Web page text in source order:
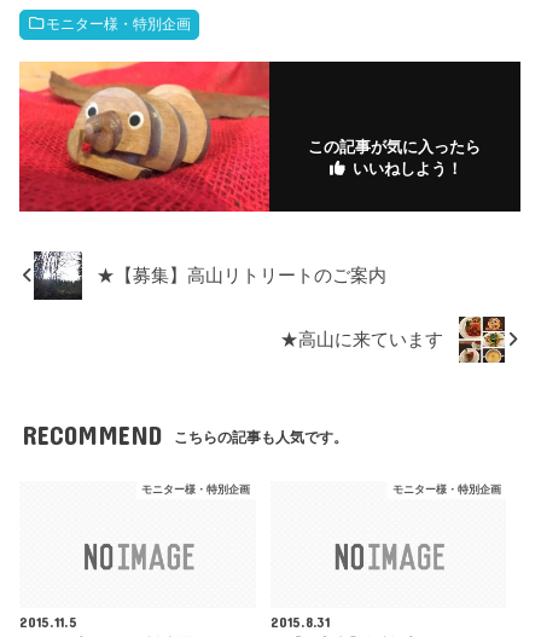
b
o
o
k
ar
.fr
n
M
ar
ks
モニター様・特別企画
この記事が気に入ったら
いいねしよう！
★【募集】高山リトリートのご案内
★高山に来ています
RECOMMEND こちらの記事も人気です。
モニター様・特別企画
2015.11.5
モニター様・特別企画
2015.8.31